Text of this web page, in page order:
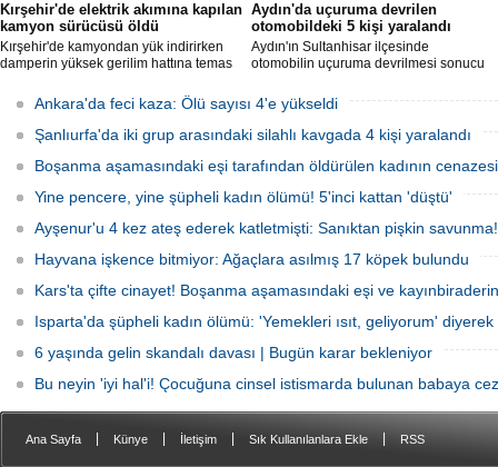
Kırşehir'de elektrik akımına kapılan
kamyon sürücüsü öldü
Kırşehir'de kamyondan yük indirirken
damperin yüksek gerilim hattına temas
sürücü hayatını kaybetti.
Aydın'da uçuruma devrilen
otomobildeki 5 kişi yaralandı
Aydın'ın Sultanhisar ilçesinde
otomobilin uçuruma devrilmesi sonucu
Ankara'da feci kaza: Ölü sayısı 4'e yükseldi
Şanlıurfa'da iki grup arasındaki silahlı kavgada 4 kişi yaralandı
Boşanma aşamasındaki eşi tarafından öldürülen kadının
Yine pencere, yine şüpheli kadın ölümü! 5'inci kattan 'düştü'
Ayşenur'u 4 kez ateş ederek katletmişti: Sanıktan pişkin savunma!
Hayvana işkence bitmiyor: Ağaçlara asılmış 17 köpek bulundu
Kars'ta çifte cinayet! Boşanma aşamasındaki eşi ve
Isparta'da şüpheli kadın ölümü: 'Yemekleri ısıt, geliyorum' diyerek
6 yaşında gelin skandalı davası | Bugün karar bekleniyor
Bu neyin 'iyi hal'i! Çocuğuna cinsel istismarda bulunan babaya
Ana Sayfa Künye İletişim Sık Kullanılanlara Ekle RSS